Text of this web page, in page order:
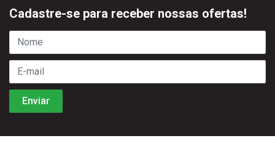
Cadastre-se para receber nossas ofertas!